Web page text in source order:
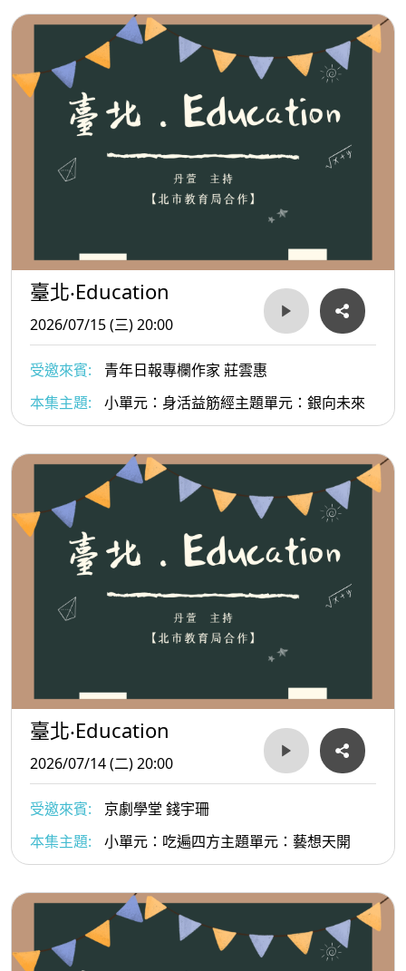
臺北‧Education
2026/07/15 (三) 20:00
受邀來賓:
青年日報專欄作家 莊雲惠
本集主題:
小單元：身活益筋經主題單元：銀向未來
臺北‧Education
2026/07/14 (二) 20:00
受邀來賓:
京劇學堂 錢宇珊
本集主題:
小單元：吃遍四方主題單元：藝想天開